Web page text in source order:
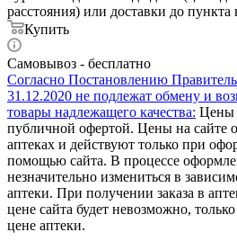
расстояния) или доставки до
Купить
Самовывоз - бесплатно
Согласно Постановлению
31.12.2020 не подлежат обмену и
товары надлежащего качества: Цены
публичной офертой. Цены на сайте
аптеках и действуют только при
помощью сайта. В процессе
незначительно измениться в
аптеки. При получении заказа в
цене сайта будет невозможно,
цене аптеки.